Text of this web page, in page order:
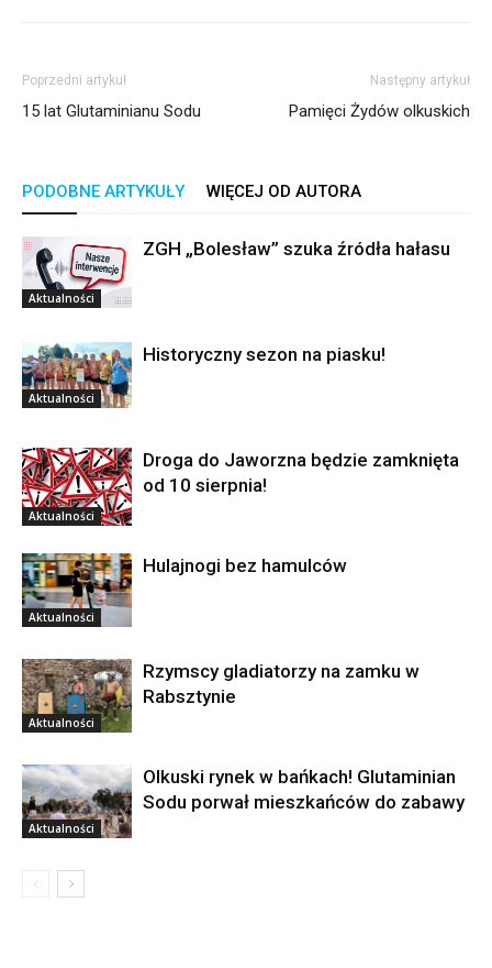
Poprzedni artykuł
15 lat Glutaminianu Sodu
Następny artykuł
Pamięci Żydów olkuskich
PODOBNE ARTYKUŁY WIĘCEJ OD AUTORA
Aktualności
ZGH „Bolesław” szuka źródła hałasu
Aktualności
Historyczny sezon na piasku!
Aktualności
Droga do Jaworzna będzie zamknięta
od 10 sierpnia!
Aktualności
Hulajnogi bez hamulców
Aktualności
Rzymscy gladiatorzy na zamku w
Rabsztynie
Aktualności
Olkuski rynek w bańkach! Glutaminian
Sodu porwał mieszkańców do zabawy